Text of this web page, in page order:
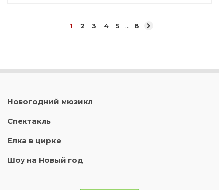
1 2 3 4 5 ... 8
Новогодний мюзикл
Спектакль
Елка в цирке
Шоу на Новый год